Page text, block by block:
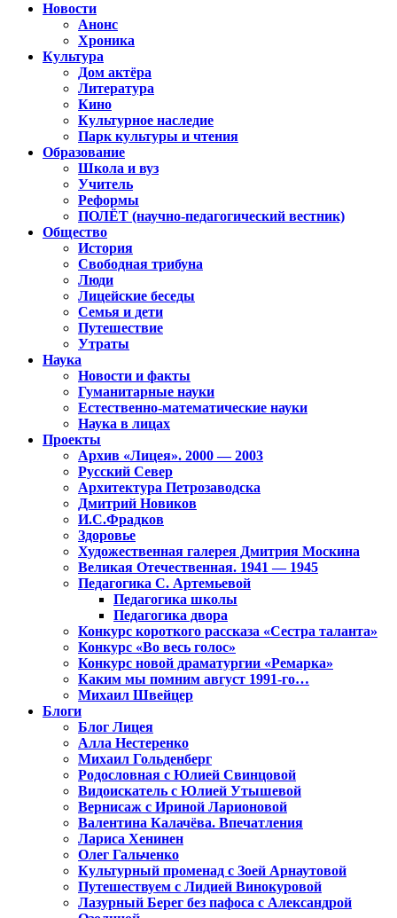
Новости
Анонс
Хроника
Культура
Дом актёра
Литература
Кино
Культурное наследие
Парк культуры и чтения
Образование
Школа и вуз
Учитель
Реформы
ПОЛЁТ (научно-педагогический вестник)
Общество
История
Свободная трибуна
Люди
Лицейские беседы
Семья и дети
Путешествие
Утраты
Наука
Новости и факты
Гуманитарные науки
Естественно-математические науки
Наука в лицах
Проекты
Архив «Лицея». 2000 — 2003
Русский Север
Архитектура Петрозаводска
Дмитрий Новиков
И.С.Фрадков
Здоровье
Художественная галерея Дмитрия Москина
Великая Отечественная. 1941 — 1945
Педагогика С. Артемьевой
Педагогика школы
Педагогика двора
Конкурс короткого рассказа «Сестра таланта»
Конкурс «Во весь голос»
Конкурс новой драматургии «Ремарка»
Каким мы помним август 1991-го…
Михаил Швейцер
Блоги
Блог Лицея
Алла Нестеренко
Михаил Гольденберг
Родословная с Юлией Свинцовой
Видоискатель с Юлией Утышевой
Вернисаж с Ириной Ларионовой
Валентина Калачёва. Впечатления
Лариса Хенинен
Олег Гальченко
Культурный променад с Зоей Арнаутовой
Путешествуем с Лидией Винокуровой
Лазурный Берег без пафоса с Александрой